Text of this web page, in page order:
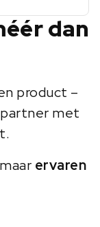
dan
product –
met
ervaren